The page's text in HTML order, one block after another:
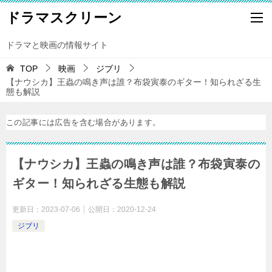
ドラマスクリーン
ドラマと映画の情報サイト
TOP 映画
ジブリ
【ナウシカ】王蟲の鳴き声は誰？布袋寅泰のギター！知られざる生
態も解説
この記事には広告を含む場合があります。
【ナウシカ】王蟲の鳴き声は誰？布袋寅泰の
ギター！知られざる生態も解説
更新日： 2023-07-06 公開日： 2020-12-24
ジブリ